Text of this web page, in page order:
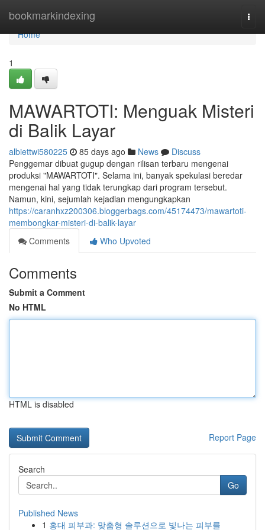
bookmarkindexing
Home
Home
1
MAWARTOTI: Menguak Misteri
di Balik Layar
albiettwi580225 85 days ago News
Discuss
Penggemar dibuat gugup dengan rilisan terbaru mengenai
produksi "MAWARTOTI". Selama ini, banyak spekulasi beredar
mengenai hal yang tidak terungkap dari program tersebut.
Namun, kini, sejumlah kejadian mengungkapkan
https://caranhxz200306.bloggerbags.com/45174473/mawartoti-
membongkar-misteri-di-balik-layar
Comments
Who Upvoted
Comments
Submit a Comment
No HTML
HTML is disabled
Report Page
Search
Go
Published News
1 홍대 피부과: 맞춤형 솔루션으로 빛나는 피부를